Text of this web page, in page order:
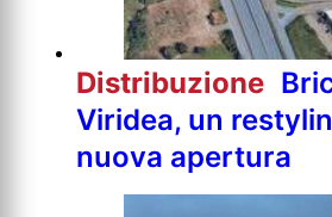
Distribuzione
Viridea, un
nuova apertura